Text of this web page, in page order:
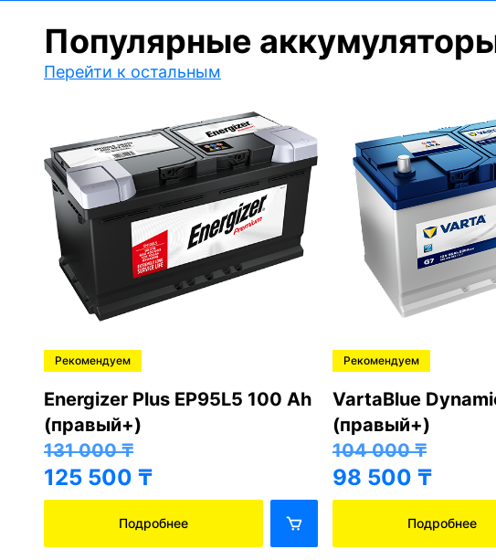
Популярные
Перейти к остальным
Рекомендуем
Energizer Plus EP95L5 100 Ah
(правый+)
131 000₸
125 500 ₸
Подробнее
Рекомендуем
VartaBlue
(правый+)
104 000₸
98 500 ₸
Подробнее